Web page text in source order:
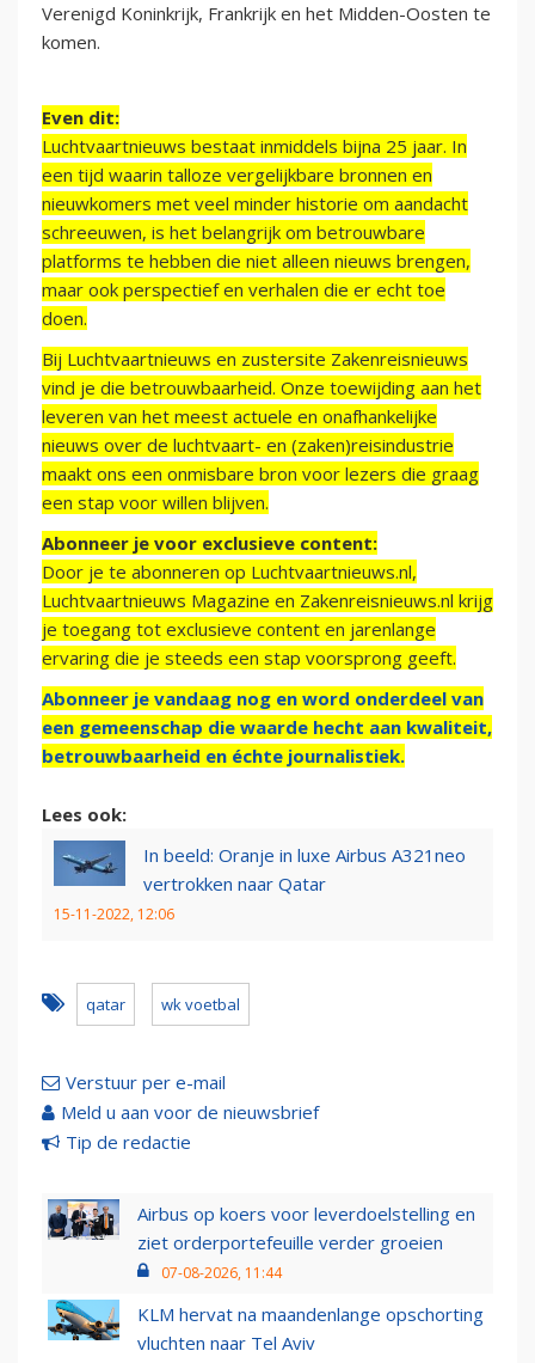
Verenigd Koninkrijk, Frankrijk en het Midden-Oosten te
komen.
Even dit:
Luchtvaartnieuws bestaat inmiddels bijna 25 jaar. In
een tijd waarin talloze vergelijkbare bronnen en
nieuwkomers met veel minder historie om aandacht
schreeuwen, is het belangrijk om betrouwbare
platforms te hebben die niet alleen nieuws brengen,
maar ook perspectief en verhalen die er echt toe
doen.
Bij Luchtvaartnieuws en zustersite Zakenreisnieuws
vind je die betrouwbaarheid. Onze toewijding aan het
leveren van het meest actuele en onafhankelijke
nieuws over de luchtvaart- en (zaken)reisindustrie
maakt ons een onmisbare bron voor lezers die graag
een stap voor willen blijven.
Abonneer je voor exclusieve content:
Door je te abonneren op Luchtvaartnieuws.nl,
Luchtvaartnieuws Magazine en Zakenreisnieuws.nl krijg
je toegang tot exclusieve content en jarenlange
ervaring die je steeds een stap voorsprong geeft.
Abonneer je vandaag nog en word onderdeel van
een gemeenschap die waarde hecht aan kwaliteit,
betrouwbaarheid en échte journalistiek.
Lees ook:
In beeld: Oranje in luxe Airbus A321neo
vertrokken naar Qatar
15-11-2022, 12:06
qatar wk voetbal
Verstuur per e-mail
Meld u aan voor de nieuwsbrief
Tip de redactie
Airbus op koers voor leverdoelstelling en
ziet orderportefeuille verder groeien
07-08-2026, 11:44
KLM hervat na maandenlange opschorting
vluchten naar Tel Aviv